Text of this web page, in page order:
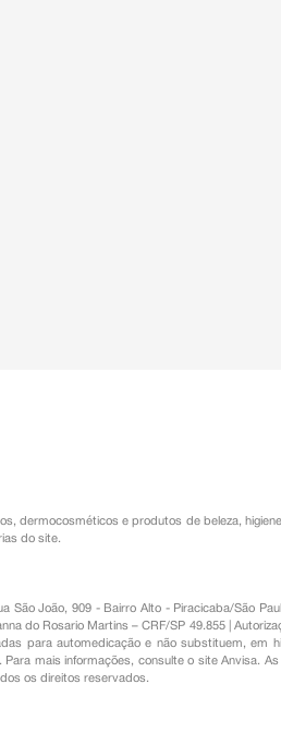
,dermocosméticos e produtos de beleza,
do site.
São João, 909 - Bairro Alto - Piracicaba/São
do Rosario Martins – CRF/SP 49.855 |
para automedicação e não substituem,
mais informações, consulte o site Anvisa.
os direitos reservados.